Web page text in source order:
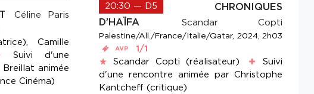
Céline Paris
Camille
Suivi d'une
animée
Cinéma)
20:30 — D5
CHRONIQUES
D’HAÏFA
Scandar Copti
Palestine/All./France/Italie/Qatar, 2024, 2h03
1/1
Scandar Copti (réalisateur)
Suivi
d'une rencontre animée par Christophe
Kantcheff (critique)